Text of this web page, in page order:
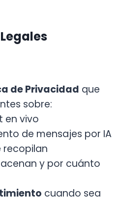
de Privacidad que
sobre:
en vivo
de mensajes por IA
recopilan
y por cuánto
cuando sea